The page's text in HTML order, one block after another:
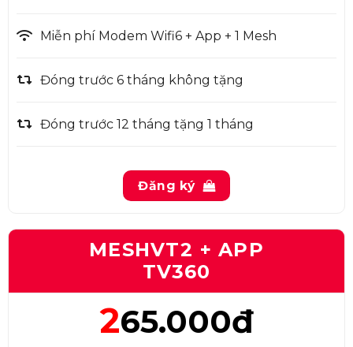
Miễn phí Modem Wifi6 + App + 1 Mesh
Đóng trước 6 tháng không tặng
Đóng trước 12 tháng tặng 1 tháng
Đăng ký
MESHVT2 + APP
TV360
265.000đ